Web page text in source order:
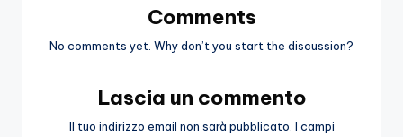
Comments
No comments yet. Why don’t you start the discussion?
Lascia un commento
Il tuo indirizzo email non sarà pubblicato. I campi